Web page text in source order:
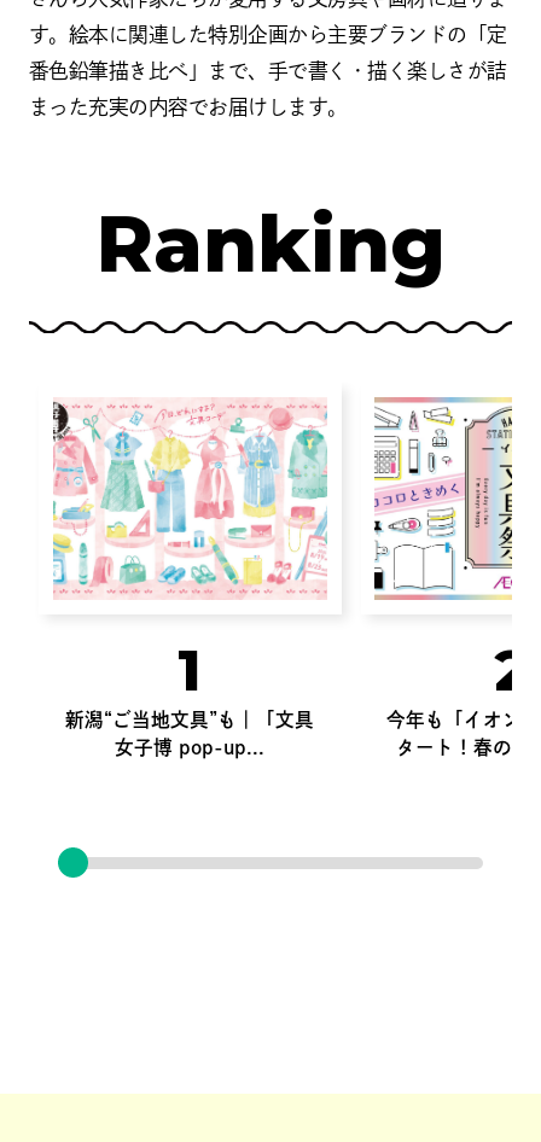
す。絵本に関連した特別企画から主要ブランドの「定
番色鉛筆描き比べ」まで、手で書く・描く楽しさが詰
まった充実の内容でお届けします。
Ranking
1
新潟“ご当地文具”も｜「文具
女子博 pop-up...
2
今年も「イオン
タート！春の新